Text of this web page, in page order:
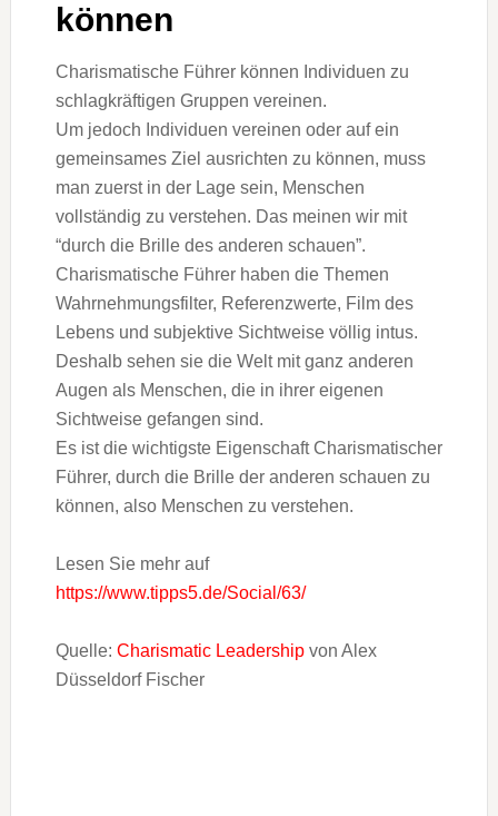
können
Charismatische Führer können Individuen zu
schlagkräftigen Gruppen vereinen.
Um jedoch Individuen vereinen oder auf ein
gemeinsames Ziel ausrichten zu können, muss
man zuerst in der Lage sein, Menschen
vollständig zu verstehen. Das meinen wir mit
“durch die Brille des anderen schauen”.
Charismatische Führer haben die Themen
Wahrnehmungsfilter, Referenzwerte, Film des
Lebens und subjektive Sichtweise völlig intus.
Deshalb sehen sie die Welt mit ganz anderen
Augen als Menschen, die in ihrer eigenen
Sichtweise gefangen sind.
Es ist die wichtigste Eigenschaft Charismatischer
Führer, durch die Brille der anderen schauen zu
können, also Menschen zu verstehen.
Lesen Sie mehr auf
https://www.tipps5.de/Social/63/
Quelle: Charismatic Leadershipvon Alex
Düsseldorf Fischer